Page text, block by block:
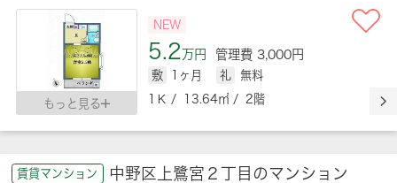
もっと見る
NEW
5.2万円 管理費 3,000円
敷 1ヶ月 礼
無料
1Ｋ / 13.64㎡ / 2階
賃貸マンション 中野区上鷺宮２丁目のマンション